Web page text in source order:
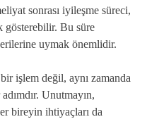
sonrası iyileşme süreci,
gösterebilir. Bu süre
uymak önemlidir.
işlem değil, aynı zamanda
Unutmayın,
bireyin ihtiyaçları da